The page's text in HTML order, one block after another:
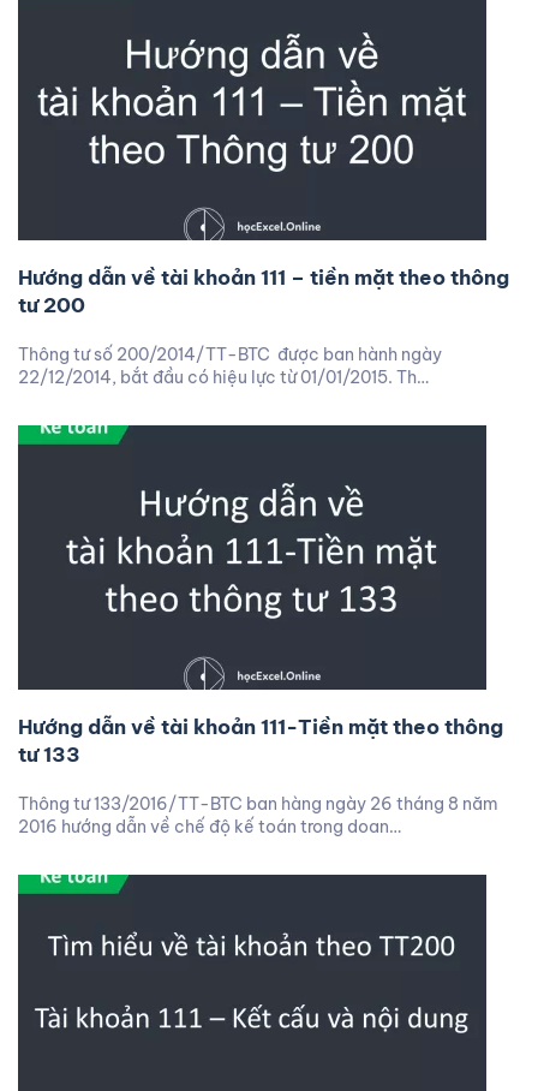
Hướng dẫn về tài khoản 111 – tiền mặt theo thông
tư 200
Thông tư số 200/2014/TT-BTC được ban hành ngày
22/12/2014, bắt đầu có hiệu lực từ 01/01/2015. Th…
Hướng dẫn về tài khoản 111-Tiền mặt theo thông
tư 133
Thông tư 133/2016/TT-BTC ban hàng ngày 26 tháng 8 năm
2016 hướng dẫn về chế độ kế toán trong doan…